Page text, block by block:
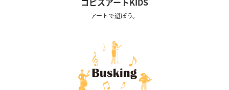
アートで遊ぼう。